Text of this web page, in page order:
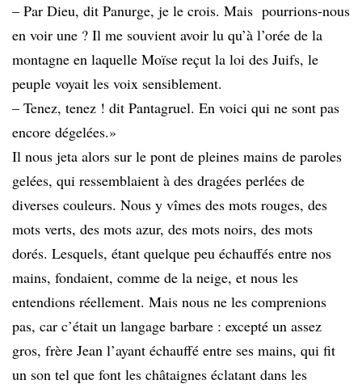
– Par Dieu, dit Panurge, je le crois. Mais pourrions-nous
en voir une ? Il me souvient avoir lu qu’à l’orée de la
montagne en laquelle Moïse reçut la loi des Juifs, le
peuple voyait les voix sensiblement.
– Tenez, tenez ! dit Pantagruel. En voici qui ne sont pas
encore dégelées.»
Il nous jeta alors sur le pont de pleines mains de paroles
gelées, qui ressemblaient à des dragées perlées de
diverses couleurs. Nous y vîmes des mots rouges, des
mots verts, des mots azur, des mots noirs, des mots
dorés. Lesquels, étant quelque peu échauffés entre nos
mains, fondaient, comme de la neige, et nous les
entendions réellement. Mais nous ne les comprenions
pas, car c’était un langage barbare : excepté un assez
gros, frère Jean l’ayant échauffé entre ses mains, qui fit
un son tel que font les châtaignes éclatant dans les